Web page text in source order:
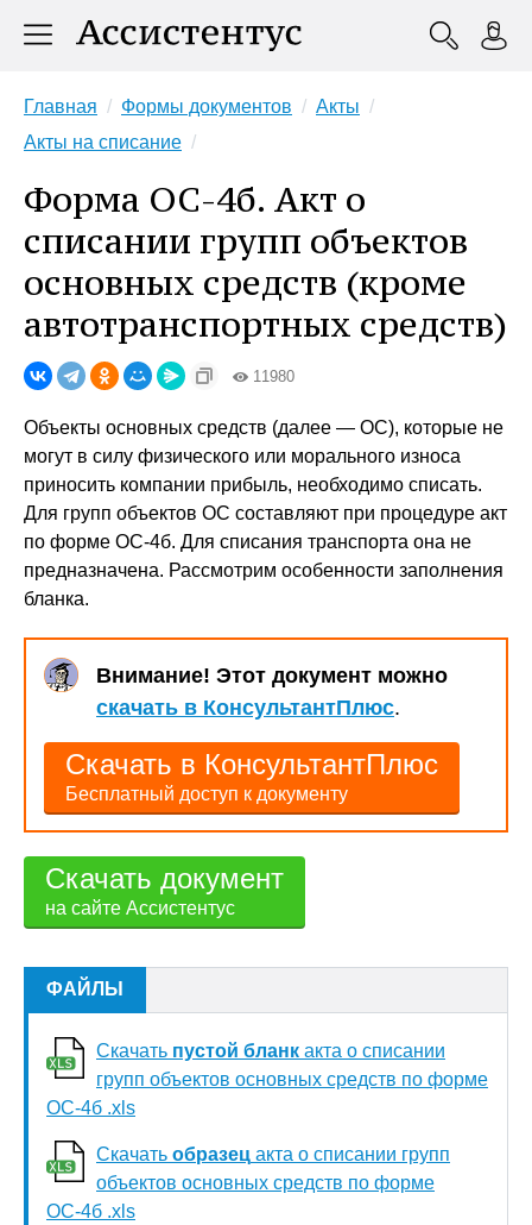
Главная Формы документов
Акты
Акты на списание
Форма ОС-4б. Акт о
списании групп объектов
основных средств (кроме
автотранспортных средств)
11980
Объекты основных средств (далее — ОС), которые не
могут в силу физического или морального износа
приносить компании прибыль, необходимо списать.
Для групп объектов ОС составляют при процедуре акт
по форме ОС-4б. Для списания транспорта она не
предназначена. Рассмотрим особенности заполнения
бланка.
Внимание! Этот документ можно
скачать в КонсультантПлюс.
Скачать в КонсультантПлюс
Бесплатный доступ к документу
Скачать документ
на сайте Ассистентус
ФАЙЛЫ
Скачать пустой бланк акта о списании
групп объектов основных средств по форме
ОС-4б .xls
Скачать образец акта о списании групп
объектов основных средств по форме
ОС-4б .xls